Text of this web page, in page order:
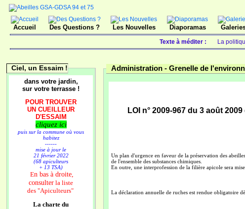
Accueil Des Questions ? Les Nouvelles Diaporamas
Texte à méditer : La
Ciel, un Essaim !
dans votre jardin,
sur votre terrasse !
POUR TROUVER
UN CUEILLEUR
D'ESSAIM
cliquez ici
puis sur la commune où vous
habitez
------
mise à jour le
21 février 2022
(68 apiculteurs
+ 13 TSA)
En bas à droite,
consulter la liste
des "Apiculteurs"
La charte du
Administration - Grenelle de
LOI n° 2009-967 du 3 août
Un plan d'urgence en faveur de la préservation des
de l'ensemble des substances chimiques.
En outre, une interprofession de la filière apicole sera
La déclaration annuelle de ruches est rendue obligatoire